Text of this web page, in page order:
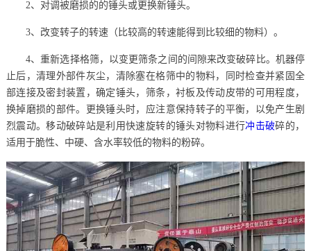
2、对调被磨损的的锤头或更换新锤头。
3、改变转子的转速（比较高的转速能得到比较细的物料）。
4、重新选择格筛，以变更筛条之间的间隙来改变破碎比。机器停
止后，清理外部件灰尘，清除塞在格筛中的物料，同时检查并紧固全
部连接及密封装置，确定锤头，筛条，衬板及传动皮带的可用程度，
换掉磨损的部件。更换锤头时，应注意保持转子的平衡，以免产生剧
烈震动。移动破碎站是利用快速旋转的锤头对物料进行冲击破碎的，
适用于脆性、中硬、含水率较低的物料的粉碎。